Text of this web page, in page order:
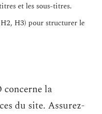
et les sous-titres.
H3) pour structurer le
concerne la
du site. Assurez-